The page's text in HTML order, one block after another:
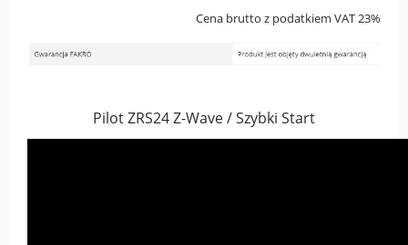
Cena brutto z podatkiem VAT 23%
Pilot ZRS24 Z-Wave / Szybki Start